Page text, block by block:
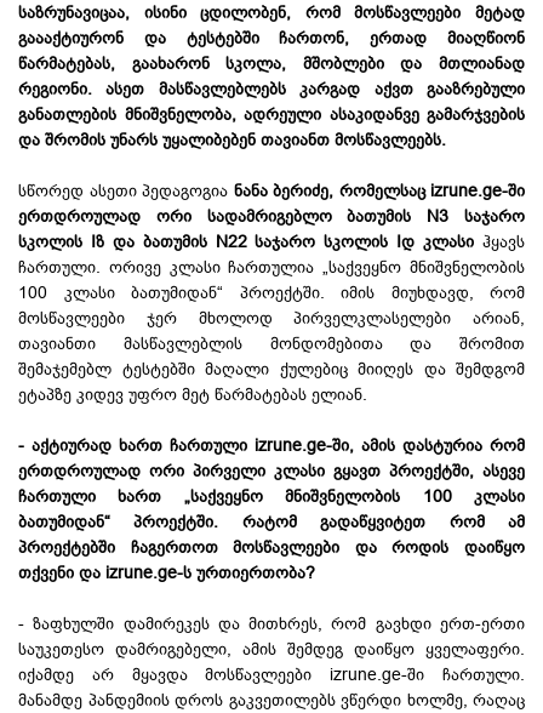
საზრუნავიცაა, ისინი ცდილობენ, რომ მოსწავლეები მეტად
გაააქტიურონ და ტესტებში ჩართონ, ერთად მიაღწიონ
წარმატებას, გაახარონ სკოლა, მშობლები და მთლიანად
რეგიონი. ასეთ მასწავლებლებს კარგად აქვთ გააზრებული
განათლების მნიშვნელობა, ადრეული ასაკიდანვე გამარჯვების
და შრომის უნარს უყალიბებენ თავიანთ მოსწავლეებს.
სწორედ ასეთი პედაგოგია ნანა ბერიძე, რომელსაც izrune.ge-ში
ერთდროულად ორი სადამრიგებლო ბათუმის N3 საჯარო
სკოლის Iზ და ბათუმის N22 საჯარო სკოლის Iდ კლასი ჰყავს
ჩართული. ორივე კლასი ჩართულია „საქვეყნო მნიშვნელობის
100 კლასი ბათუმიდან“ პროექტში. იმის მიუხდავდ, რომ
მოსწავლეები ჯერ მხოლოდ პირველკლასელები არიან,
თავიანთი მასწავლებლის მონდომებითა და შრომით
შემაჯემებლ ტესტებში მაღალი ქულებიც მიიღეს და შემდგომ
ეტაპზე კიდევ უფრო მეტ წარმატებას ელიან.
- აქტიურად ხართ ჩართული izrune.ge-ში, ამის დასტურია რომ
ერთდროულად ორი პირველი კლასი გყავთ პროექტში, ასევე
ჩართული ხართ „საქვეყნო მნიშვნელობის 100 კლასი
ბათუმიდან“ პროექტში. რატომ გადაწყვიტეთ რომ ამ
პროექტებში ჩაგერთოთ მოსწავლეები და როდის დაიწყო
თქვენი და izrune.ge-ს ურთიერთობა?
- ზაფხულში დამირეკეს და მითხრეს, რომ გავხდი ერთ-ერთი
საუკეთესო დამრიგებელი, ამის შემდეგ დაიწყო ყველაფერი.
იქამდე არ მყავდა მოსწავლეები izrune.ge-ში ჩართული.
მანამდე პანდემიის დროს გაკვეთილებს ვწერდი ხოლმე, რაღაც